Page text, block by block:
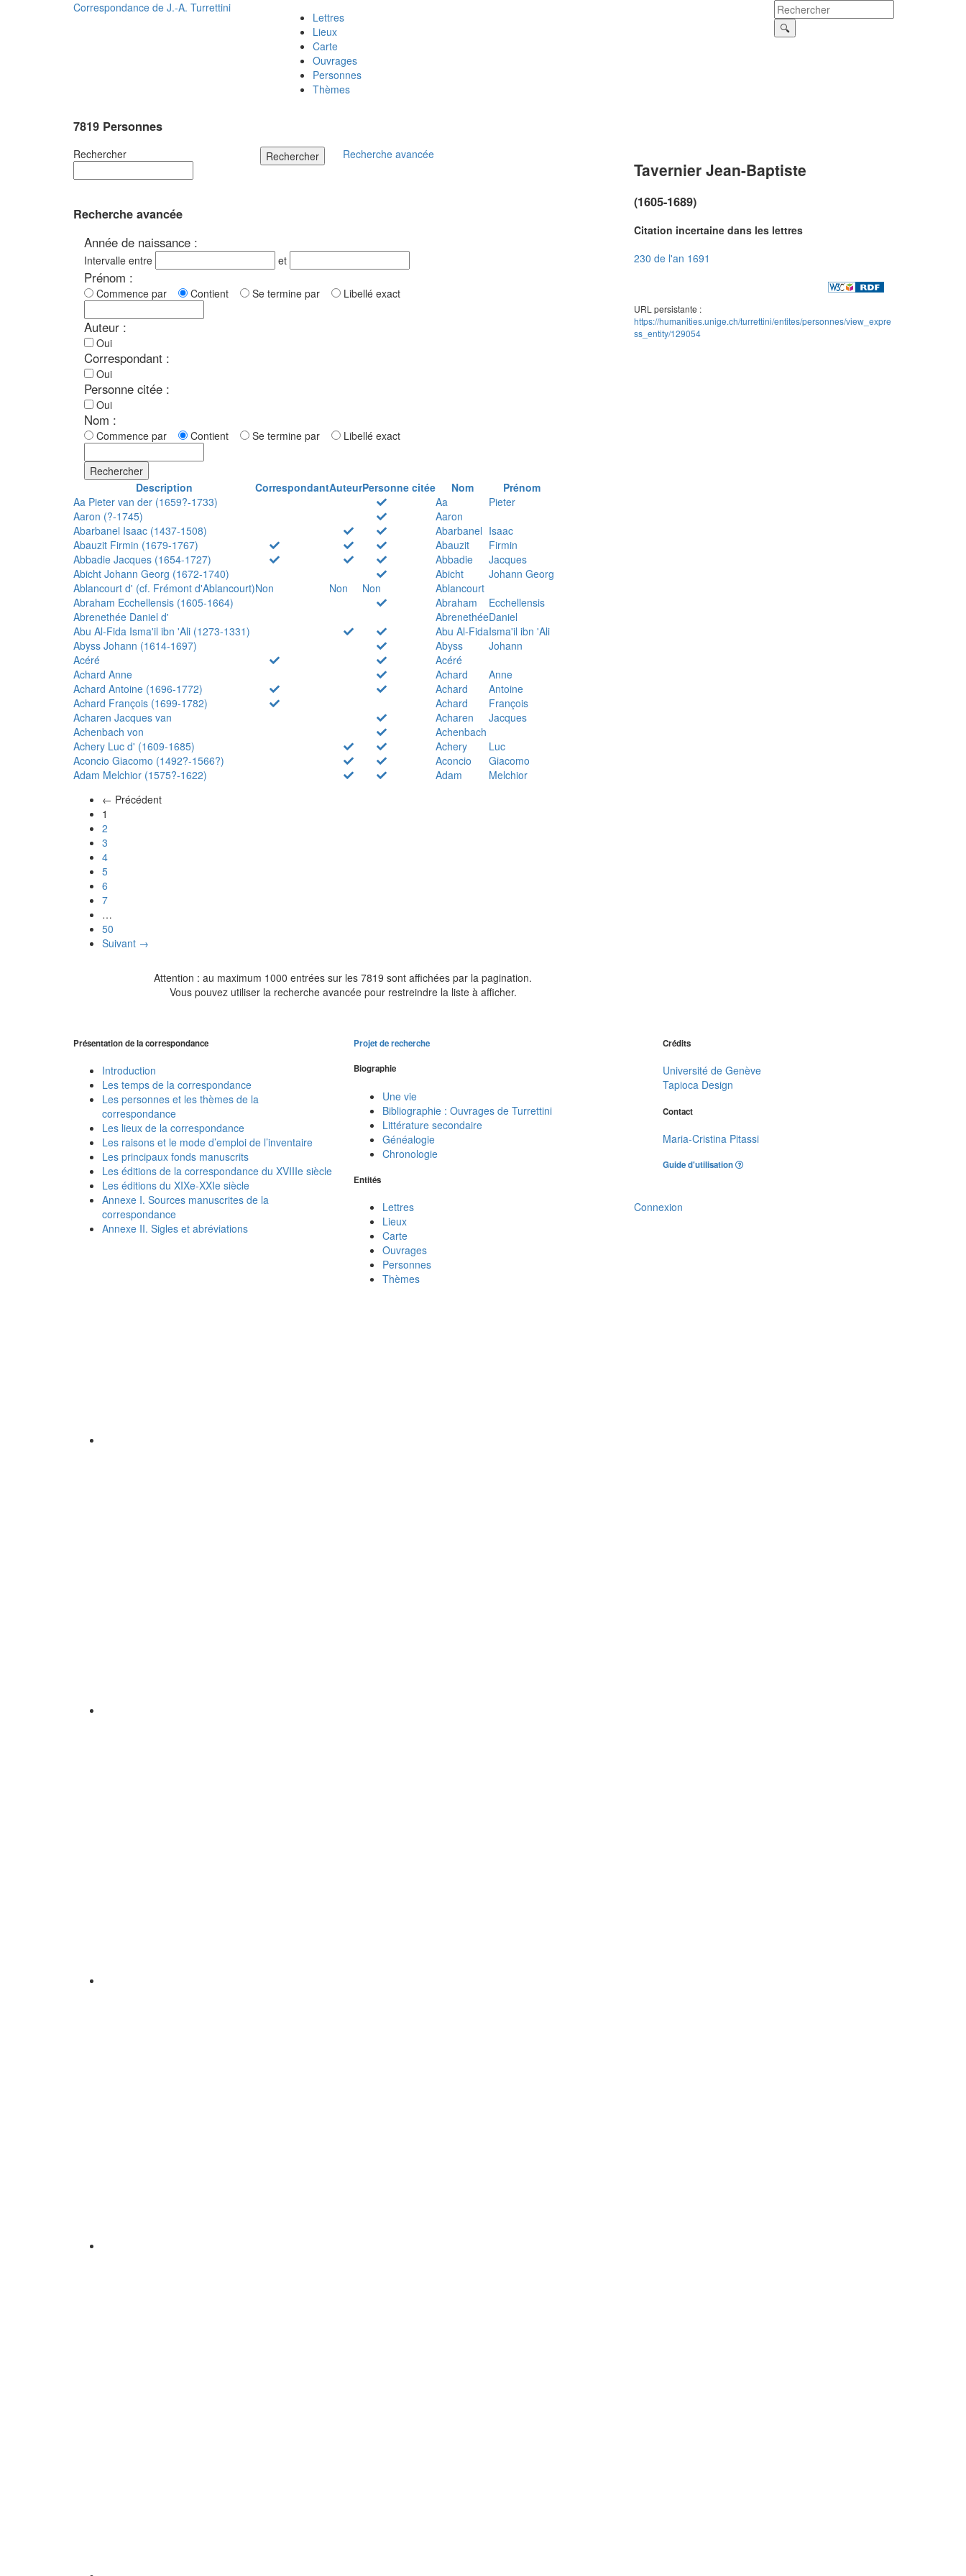
Correspondance de J.-A. Turrettini
Lettres
Lieux
Carte
Ouvrages
Personnes
Thèmes
7819 Personnes
Rechercher Rechercher Recherche avancée
Recherche avancée
Année de naissance :
Intervalle entre et
Prénom :
Commence par Contient Se termine par Libellé exact
Auteur :
Oui
Correspondant :
Oui
Personne citée :
Oui
Nom :
Commence par Contient Se termine par Libellé exact
Rechercher
Description
CorrespondantAuteurPersonne citée Nom
Prénom
Aa Pieter van der (1659?-1733)
Aa
Pieter
Aaron (?-1745)
Aaron
Abarbanel Isaac (1437-1508)
Abarbanel Isaac
Abauzit Firmin (1679-1767)
Abauzit
Firmin
Abbadie Jacques (1654-1727)
Abbadie
Jacques
Abicht Johann Georg (1672-1740)
Abicht
Johann Georg
Ablancourt d' (cf. Frémont d'Ablancourt)Non Non Non
Ablancourt
Abraham Ecchellensis (1605-1664)
Abraham
Ecchellensis
Abrenethée Daniel d'
AbrenethéeDaniel
Abu Al-Fida Isma'il ibn 'Ali (1273-1331)
Abu Al-FidaIsma'il ibn 'Ali
Abyss Johann (1614-1697)
Abyss
Johann
Acéré
Acéré
Achard Anne
Achard
Anne
Achard Antoine (1696-1772)
Achard
Antoine
Achard François (1699-1782)
Achard
François
Acharen Jacques van
Acharen
Jacques
Achenbach von
Achenbach
Achery Luc d' (1609-1685)
Achery
Luc
Aconcio Giacomo (1492?-1566?)
Aconcio
Giacomo
Adam Melchior (1575?-1622)
Adam
Melchior
← Précédent
1
2
3
4
5
6
7
…
50
Suivant →
Attention : au maximum 1000 entrées sur les 7819 sont affichées par la pagination.
Vous pouvez utiliser la recherche avancée pour restreindre la liste à afficher.
Tavernier Jean-Baptiste
(1605-1689)
Citation incertaine dans les lettres
230 de l'an 1691
URL persistante :
https://humanities.unige.ch/turrettini/entites/personnes/view_expre
ss_entity/129054
Présentation de la correspondance
Introduction
Les temps de la correspondance
Les personnes et les thèmes de la
correspondance
Les lieux de la correspondance
Les raisons et le mode d’emploi de l’inventaire
Les principaux fonds manuscrits
Les éditions de la correspondance du XVIIIe siècle
Les éditions du XIXe-XXIe siècle
Annexe I. Sources manuscrites de la
correspondance
Annexe II. Sigles et abréviations
Projet de recherche
Biographie
Une vie
Bibliographie : Ouvrages de Turrettini
Littérature secondaire
Généalogie
Chronologie
Entités
Lettres
Lieux
Carte
Ouvrages
Personnes
Thèmes
Crédits
Université de Genève
Tapioca Design
Contact
Maria-Cristina Pitassi
Guide d'utilisation
Connexion